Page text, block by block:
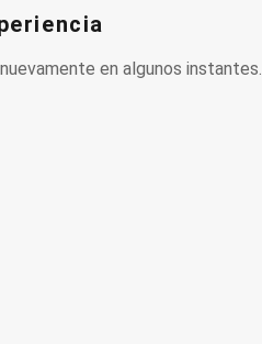
en algunos instantes.